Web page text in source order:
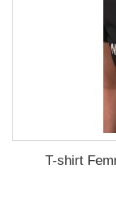
T-shirt